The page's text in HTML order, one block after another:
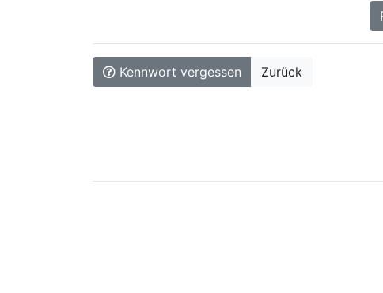
Kennwort vergessen Zurück